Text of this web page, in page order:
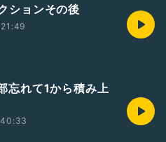
ションその後
忘れて1から積み上